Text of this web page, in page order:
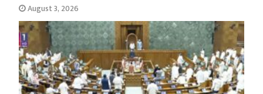
August 3, 2026